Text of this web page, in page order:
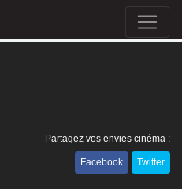
Partagez vos envies cinéma :
Facebook Twitter